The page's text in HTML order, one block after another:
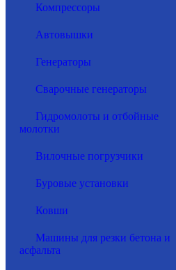
Компрессоры
Автовышки
Генераторы
Сварочные генераторы
Гидромолоты и отбойные
молотки
Вилочные погрузчики
Буровые установки
Ковши
Машины для резки бетона и
асфальта